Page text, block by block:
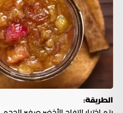
الطريقة: